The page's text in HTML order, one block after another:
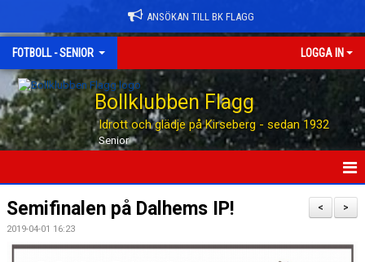
ANSÖKAN TILL BK FLAGG
FOTBOLL - SENIOR LOGGA IN
Bollklubben Flagg
Idrott och glädje på Kirseberg - sedan 1932
Senior
HEM
NYHETER
>
<
Semifinalen på Dalhems IP!
2019-04-01 16:23